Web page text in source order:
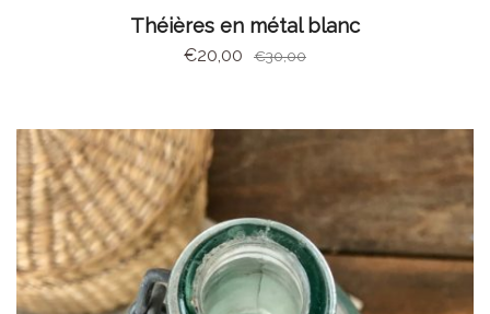
CHOIX DES OPTIONS
Théières en métal blanc
€30,00
€20,00